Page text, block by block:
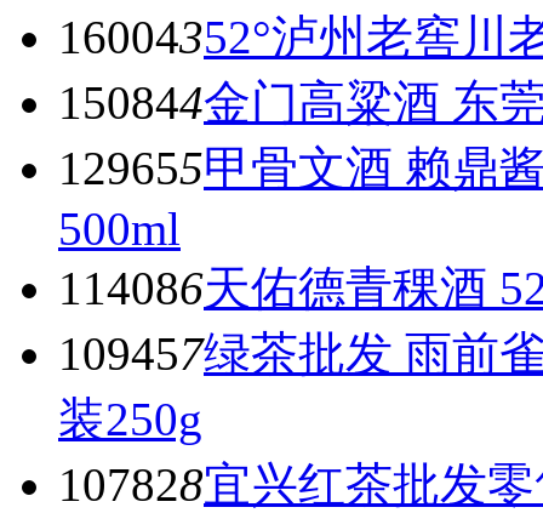
16004352°泸州老窖川
150844金门高粱酒 东
129655甲骨文酒 赖鼎
500ml
114086天佑德青稞酒
109457绿茶批发 雨前
装250g
107828宜兴红茶批发